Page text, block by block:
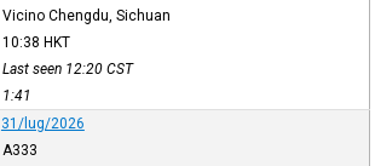
Vicino Chengdu, Sichuan
10:38 HKT
Last seen 12:20 CST
1:41
31/lug/2026
A333